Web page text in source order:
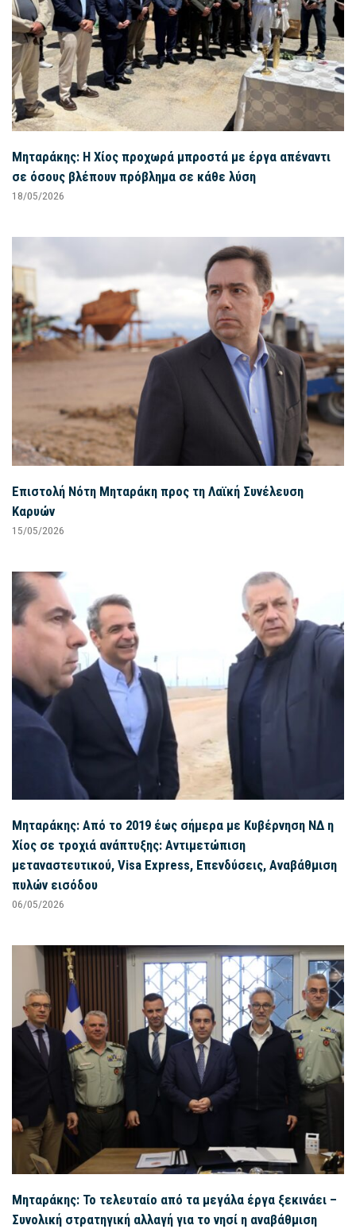
Μηταράκης: Η Χίος προχωρά μπροστά με έργα απέναντι
σε όσους βλέπουν πρόβλημα σε κάθε λύση
18/05/2026
Επιστολή Νότη Μηταράκη προς τη Λαϊκή Συνέλευση
Καρυών
15/05/2026
Μηταράκης: Από το 2019 έως σήμερα με Κυβέρνηση ΝΔ η
Χίος σε τροχιά ανάπτυξης: Αντιμετώπιση
μεταναστευτικού, Visa Express, Επενδύσεις, Αναβάθμιση
πυλών εισόδου
06/05/2026
Μηταράκης: Το τελευταίο από τα μεγάλα έργα ξεκινάει –
Συνολική στρατηγική αλλαγή για το νησί η αναβάθμιση